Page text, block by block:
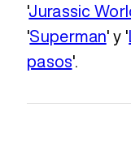
'Jurassic
'Superman' y '
pasos'.